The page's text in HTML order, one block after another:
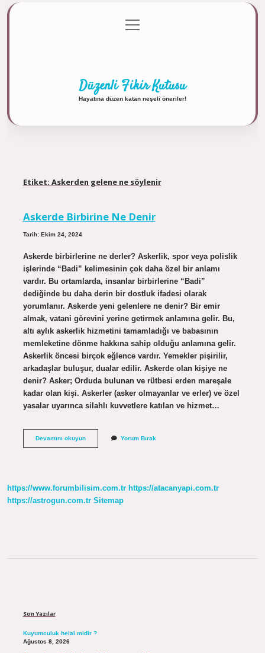
Gizlilik Politikası
menüyü
aç
Düzenli Fikir Kutusu
Hayatına düzen katan neşeli öneriler!
Etiket: Askerden gelene ne söylenir
Askerde Birbirine Ne Denir
Tarih: Ekim 24, 2024
Askerde birbirlerine ne derler? Askerlik, spor veya polislik
işlerinde “Badi” kelimesinin çok daha özel bir anlamı
vardır. Bu ortamlarda, insanlar birbirlerine “Badi”
dediğinde bu daha derin bir dostluk ifadesi olarak
yorumlanır. Askerde yeni gelenlere ne denir? Bir emir
almak, vatani görevini yerine getirmek anlamına gelir. Bu,
altı aylık askerlik hizmetini tamamladığı ve babasının
memleketine dönme hakkına sahip olduğu anlamına gelir.
Askerlik öncesi birçok eğlence vardır. Yemekler pişirilir,
arkadaşlar buluşur, dualar edilir. Askerde olan kişiye ne
denir? Asker; Orduda bulunan ve rütbesi erden mareşale
kadar olan kişi. Askerler (asker olmayanlar ve erler) ve özel
yasalar uyarınca silahlı kuvvetlere katılan ve hizmet…
Devamını okuyunAskerde
Yorum Bırak
https://www.forumbilisim.com.tr https://atacanyapi.com.tr
https://astrogun.com.tr Sitemap
Son Yazılar
Kuyumculuk helal midir ?
Ağustos 8, 2026